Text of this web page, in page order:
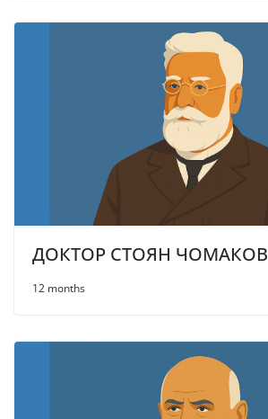
ДОКТОР СТОЯН ЧОМАКОВ
12 months